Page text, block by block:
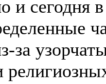
и сегодня
за